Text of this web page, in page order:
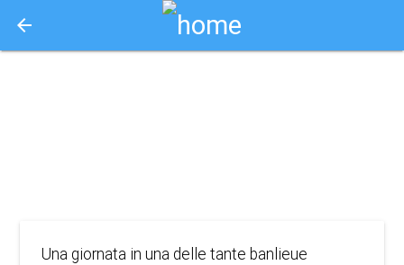
arrow_back
Una giornata in una delle tante banlieue